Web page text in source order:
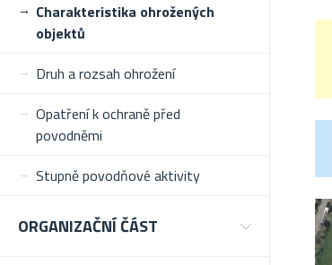
Charakteristika ohrožených
objektů
Druh a rozsah ohrožení
Opatření k ochraně před
povodněmi
Stupně povodňové aktivity
ORGANIZAČNÍ ČÁST